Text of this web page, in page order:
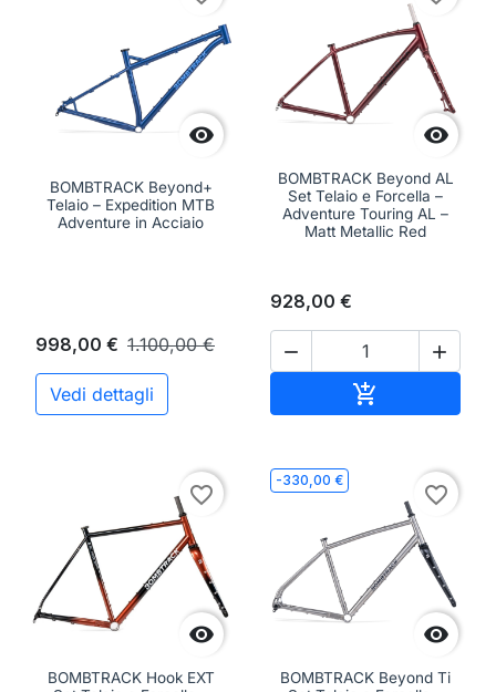

BOMBTRACK Beyond+
Telaio – Expedition MTB
Adventure in Acciaio
998,00 € 1.100,00 €
Vedi dettagli

BOMBTRACK Beyond AL
Set Telaio e Forcella –
Adventure Touring AL –
Matt Metallic Red
928,00 €
 


favorite_border
BOMBTRACK Hook EXT
-330,00 €

favorite_border
BOMBTRACK Beyond Ti